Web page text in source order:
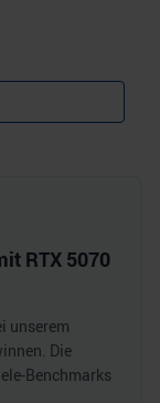
RTX 5070
unserem
Die
Benchmarks